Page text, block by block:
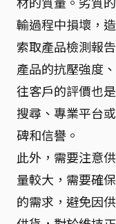
輸過程中損壞，
索取產品檢測報
產品的抗壓強度
往客戶的評價也
搜尋、專業平台
碑和信譽。
此外，需要注意
量較大，需要確
的需求，避免因